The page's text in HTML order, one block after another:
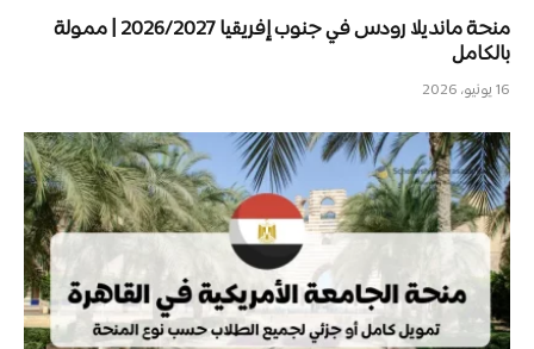
منحة مانديلا رودس في جنوب إفريقيا 2026/2027 | ممولة
بالكامل
16 يونيو، 2026